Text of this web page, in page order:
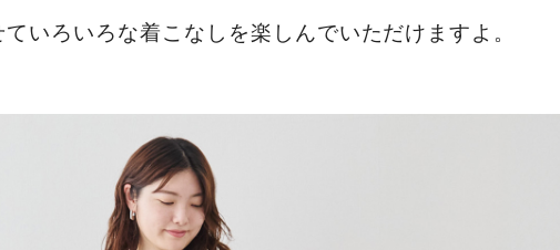
いろいろな着こなしを楽しんでいただけますよ。